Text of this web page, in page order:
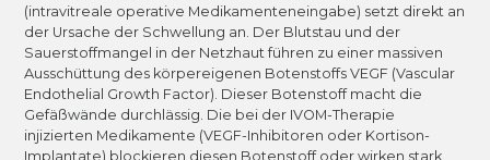
(intravitreale operative Medikamenteneingabe) setzt direkt an
der Ursache der Schwellung an. Der Blutstau und der
Sauerstoffmangel in der Netzhaut führen zu einer massiven
Ausschüttung des körpereigenen Botenstoffs VEGF (Vascular
Endothelial Growth Factor). Dieser Botenstoff macht die
Gefäßwände durchlässig. Die bei der IVOM-Therapie
injizierten Medikamente (VEGF-Inhibitoren oder Kortison-
Implantate) blockieren diesen Botenstoff oder wirken stark